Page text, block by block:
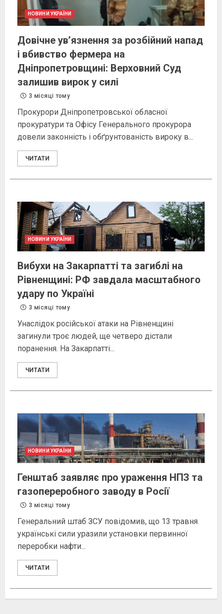
НОВИНИ УКРАЇНИ
Довічне ув’язнення за розбійний напад
і вбивство фермера на
Дніпропетровщині: Верховний Суд
залишив вирок у силі
3 місяці тому
Прокурори Дніпропетровської обласної
прокуратури та Офісу Генерального прокурора
довели законність і обґрунтованість вироку в...
ЧИТАТИ
НОВИНИ УКРАЇНИ
Вибухи на Закарпатті та загиблі на
Рівненщині: РФ завдала масштабного
удару по Україні
3 місяці тому
Унаслідок російської атаки на Рівненщині
загинули троє людей, ще четверо дістали
поранення. На Закарпатті...
ЧИТАТИ
НОВИНИ УКРАЇНИ
Генштаб заявляє про ураження НПЗ та
газопереробного заводу в Росії
3 місяці тому
Генеральний штаб ЗСУ повідомив, що 13 травня
українські сили уразили установки первинної
переробки нафти...
ЧИТАТИ